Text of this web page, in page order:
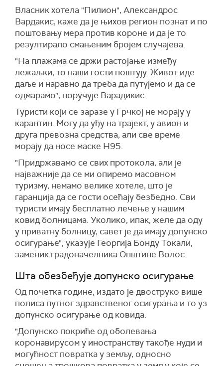
Власник хотела "Пилион", Александрос
Вардакис, каже да је њихов регион познат и по
поштовању мера против короне и да је то
резултирало смањеним бројем случајева.
"На плажама се држи растојање између
лежаљки, то наши гости поштују. Живот иде
даље и наравно да треба да путујемо и да се
одмарамо", поручује Варадикис.
Туристи који се заразе у Грчкој не морају у
карантин. Могу да уђу на трајект, у авион и
друга превозна средства, али све време
морају да носе маске Н95.
"Придржавамо се свих протокола, али је
најважније да се ми опиремо масовном
туризму, немамо велике хотеле, што је
гаранција да се гости осећају безбедно. Сви
туристи имају бесплатно лечење у нашим
ковид болницама. Уколико, ипак, желе да оду
у приватну болницу, савет је да имају допунско
осигурање", указује Георгија Бонду Токали,
заменик градоначелника Општине Волос.
Шта обезбеђује допунско осигурање
Од почетка године, издато је двоструко више
полиса путног здравственог осигурања и то уз
допунско осигурање од ковида.
"Допунско покриће од оболевања
коронавирусом у иностранству такође нуди и
могућност повратка у земљу, односно